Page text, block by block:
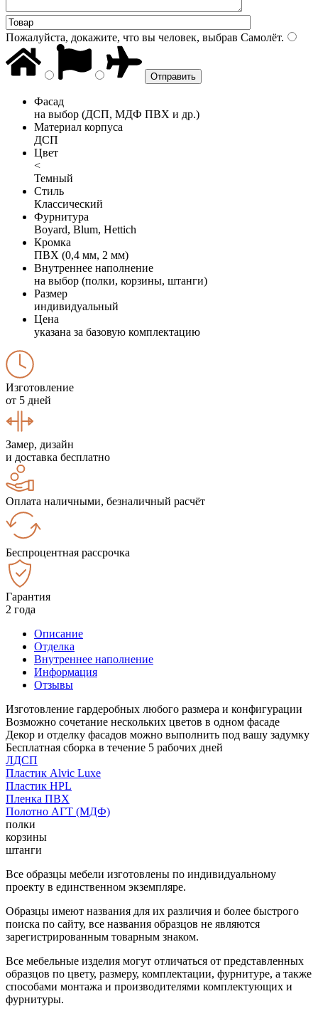
Пожалуйста, докажите, что вы человек, выбрав Самолёт.
Фасад
на выбор (ДСП, МДФ ПВХ и др.)
Материал корпуса
ДСП
Цвет
<
Темный
Стиль
Классический
Фурнитура
Boyard, Blum, Hettich
Кромка
ПВХ (0,4 мм, 2 мм)
Внутреннее наполнение
на выбор (полки, корзины, штанги)
Размер
индивидуальный
Цена
указана за базовую комплектацию
Изготовление
от 5 дней
Замер, дизайн
и доставка бесплатно
Оплата наличными, безналичный расчёт
Беспроцентная рассрочка
Гарантия
2 года
Описание
Отделка
Внутреннее наполнение
Информация
Отзывы
Изготовление гардеробных любого размера и конфигурации
Возможно сочетание нескольких цветов в одном фасаде
Декор и отделку фасадов можно выполнить под вашу задумку
Бесплатная сборка в течение 5 рабочих дней
ЛДСП
Пластик Alvic Luxe
Пластик HPL
Пленка ПВХ
Полотно АГТ (МДФ)
полки
корзины
штанги
Все образцы мебели изготовлены по индивидуальному
проекту в единственном экземпляре.
Образцы имеют названия для их различия и более быстрого
поиска по сайту, все названия образцов не являются
зарегистрированным товарным знаком.
Все мебельные изделия могут отличаться от представленных
образцов по цвету, размеру, комплектации, фурнитуре, а также
способами монтажа и производителями комплектующих и
фурнитуры.